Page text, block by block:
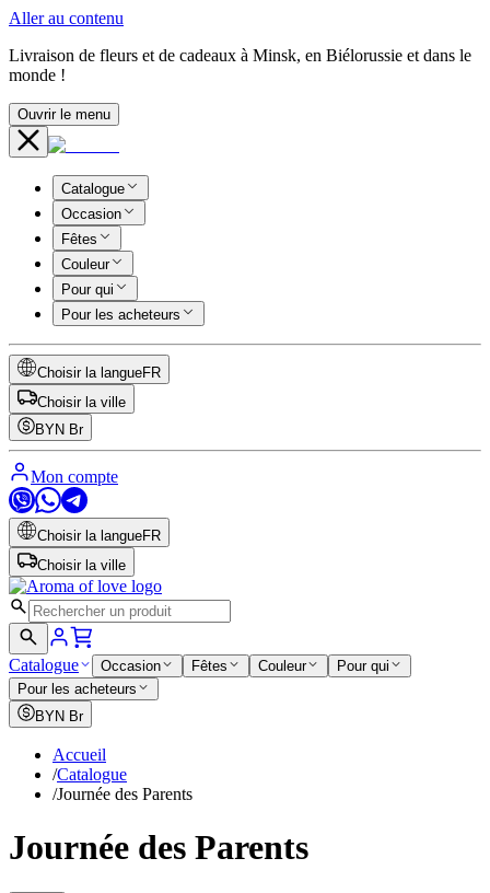
Aller au contenu
Livraison de fleurs et de cadeaux à Minsk, en Biélorussie et dans le
monde !
Ouvrir le menu
Catalogue
Occasion
Fêtes
Couleur
Pour qui
Pour les acheteurs
Choisir la langueFR
Choisir la ville
BYN Br
Mon compte
Choisir la langueFR
Choisir la ville
Catalogue Occasion Fêtes Couleur
Pour qui
Pour les acheteurs
BYN Br
Accueil
/Catalogue
/Journée des Parents
Journée des Parents